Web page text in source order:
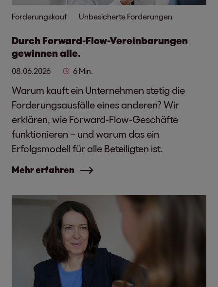
Forderungskauf Unbesicherte Forderungen
Durch Forward-Flow-Vereinbarungen
gewinnen alle.
08.06.2026 6 Min.
Warum kauft ein Unternehmen stetig die
Forderungsausfälle eines anderen? Wir
erklären, wie Forward-Flow-Geschäfte
funktionieren – und warum das ein
Erfolgsmodell für alle Beteiligten ist.
Mehr erfahren